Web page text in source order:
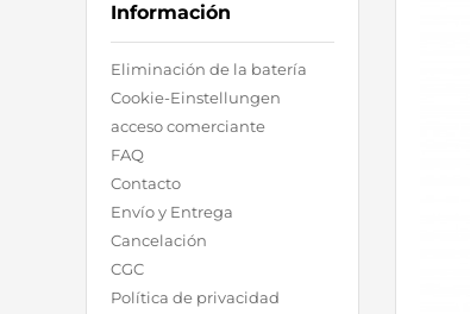
Información
Eliminación de la batería
Cookie-Einstellungen
acceso comerciante
FAQ
Contacto
Envío y Entrega
Cancelación
CGC
Política de privacidad